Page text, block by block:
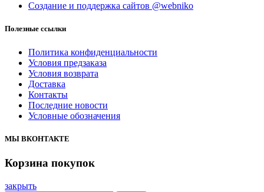
Создание и поддержка сайтов @webniko
Полезные ссылки
Политика конфиденциальности
Условия предзаказа
Условия возврата
Доставка
Контакты
Последние новости
Условные обозначения
МЫ ВКОНТАКТЕ
Корзина покупок
закрыть